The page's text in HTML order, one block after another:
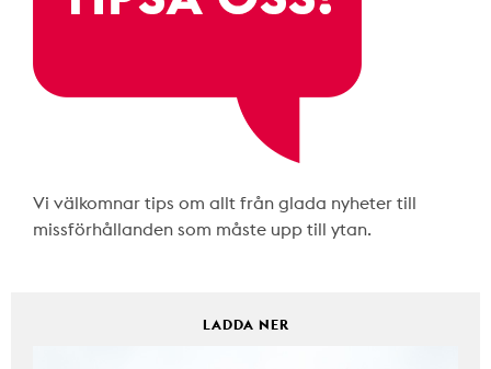
Vi välkomnar tips om allt från glada nyheter till
missförhållanden som måste upp till ytan.
LADDA NER